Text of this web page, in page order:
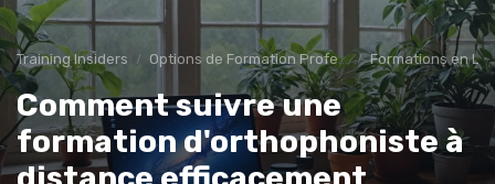
Training Insiders Options de Formation Professionnelle Formations en
Comment suivre une
formation d'orthophoniste à